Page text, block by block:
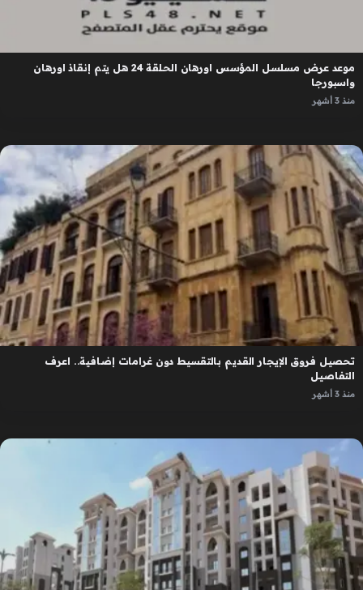
موعد عرض مسلسل المؤسس اورهان الحلقة 24 هل يتم إنقاذ اورهان
واسبورجا
منذ 3 أشهر
تحصيل فروق الإيجار القديم بالتقسيط دون غرامات إضافية.. اعرف
التفاصيل
منذ 3 أشهر